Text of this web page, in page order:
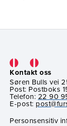
Kontakt oss
Søren Bulls vei
Post: Postboks
Telefon: 22 90
E-post:
Personsensitiv